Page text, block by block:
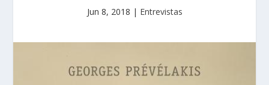
Jun 8, 2018 | Entrevistas